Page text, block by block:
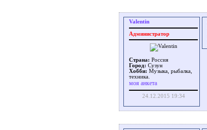
Valentin
Администратор
Страна: Россия
Город: Сузун
Хобби: Музыка, рыбалка,
техника.
моя анкета
24.12.2015 19:34